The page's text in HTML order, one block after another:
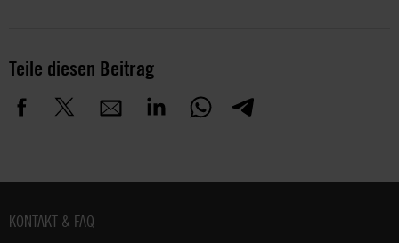
Teile diesen Beitrag
Fußbereich
KONTAKT & FAQ